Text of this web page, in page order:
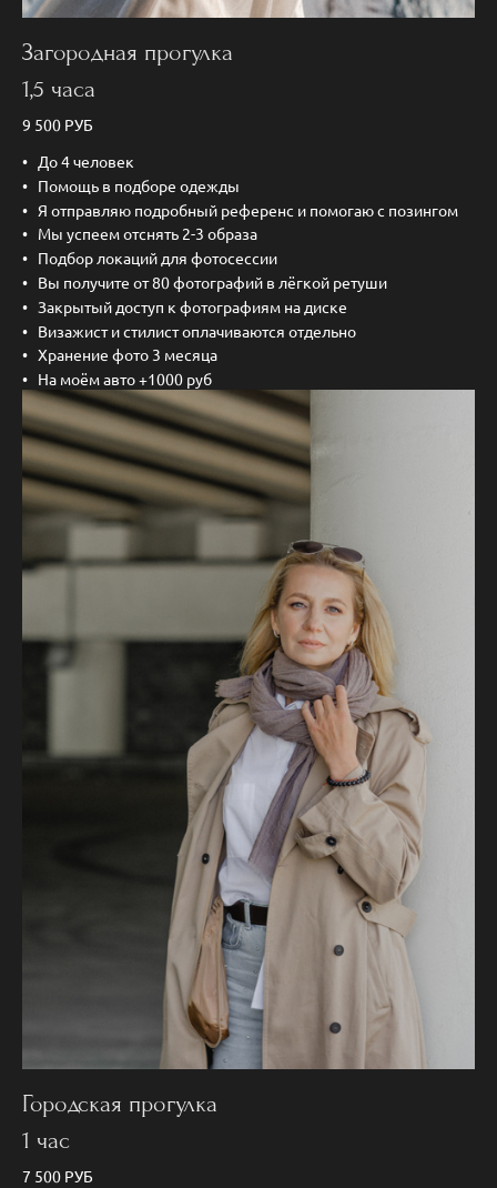
Загородная прогулка
1,5 часа
9 500 РУБ
До 4 человек
Помощь в подборе одежды
Я отправляю подробный референс и помогаю с позингом
Мы успеем отснять 2-3 образа
Подбор локаций для фотосессии
Вы получите от 80 фотографий в лёгкой ретуши
Закрытый доступ к фотографиям на диске
Визажист и стилист оплачиваются отдельно
Хранение фото 3 месяца
На моём авто +1000 руб
Городская прогулка
1 час
7 500 РУБ